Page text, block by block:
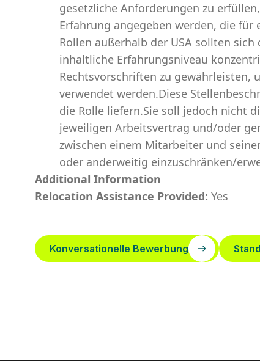
gesetzliche Anforderungen zu
Erfahrung angegeben werden, die
Rollen außerhalb der USA sollten
inhaltliche Erfahrungsniveau
Rechtsvorschriften zu gewährleisten,
verwendet werden.Diese
die Rolle liefern.Sie soll jedoch nicht
jeweiligen Arbeitsvertrag und/oder
zwischen einem Mitarbeiter und
oder anderweitig einzuschränken/
Additional Information
Relocation Assistance Provided: Yes
Konversationelle Bewerbung